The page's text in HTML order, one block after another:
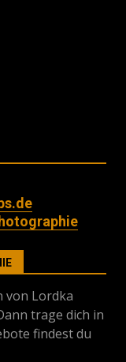
von Lordka
trage dich in
findest du